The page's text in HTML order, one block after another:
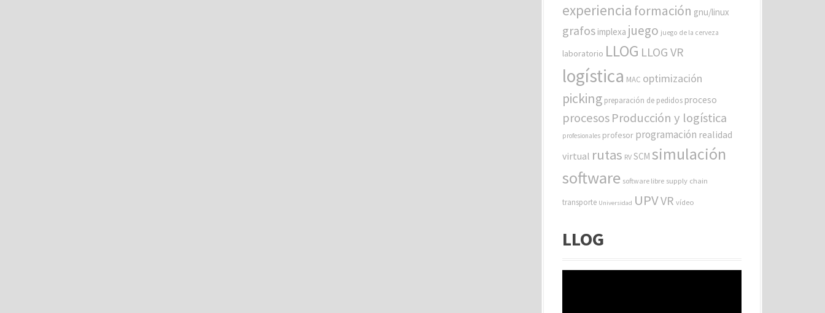
s
experiencia formación gnu/linux
grafos implexa juego juego de la cerveza
laboratorio LLOG LLOG VR
logística MAC optimización
picking preparación de pedidos proceso
procesosProducción y logística
profesionales profesor programación realidad
virtual rutas RV SCM simulación
software software libre supply chain
transporte Universidad UPVVR vídeo
LLOG